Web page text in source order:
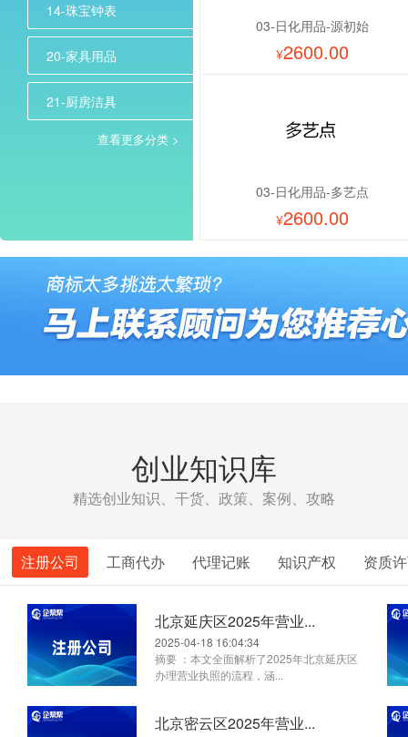
14-珠宝钟表
20-家具用品
21-厨房洁具
查看更多分类 >
03-日化用品-源初始
¥2600.00
03-日化用品-多艺点
¥2600.00
创业知识库
精选创业知识、干货、政策、案例、攻略
注册公司 工商代办 代理记账 知识产权 资质
北京延庆区2025年营业...
2025-04-18 16:04:34
摘要 ：本文全面解析了2025年北京延庆区
办理营业执照的流程，涵...
北京密云区2025年营业...